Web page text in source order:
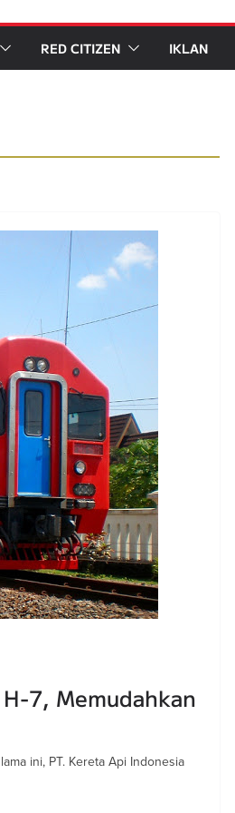
RED CITIZEN IKLAN
7, Memudahkan
ini, PT. Kereta Api Indonesia